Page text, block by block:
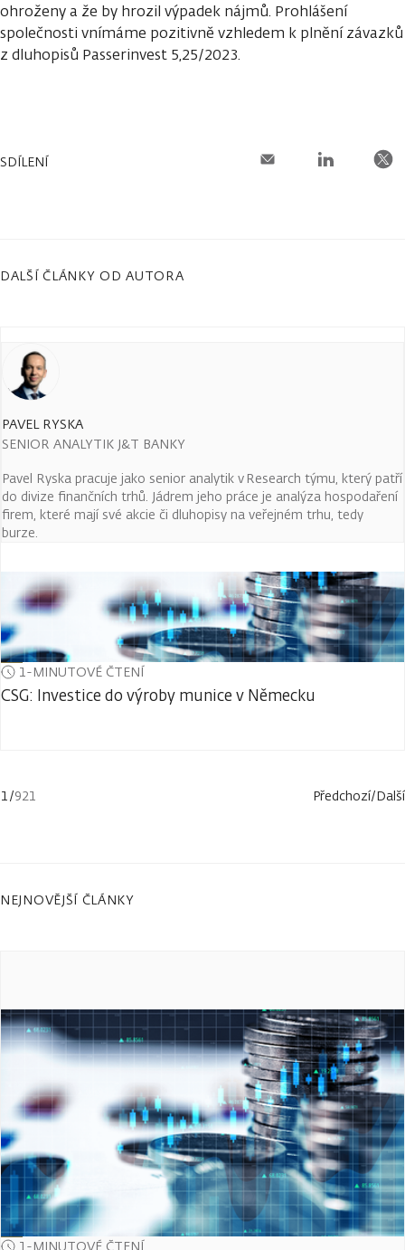
ohroženy a že by hrozil výpadek nájmů. Prohlášení
společnosti vnímáme pozitivně vzhledem k plnění závazků
z dluhopisů Passerinvest 5,25/2023.
SDÍLENÍ
DALŠÍ ČLÁNKY OD AUTORA
PAVEL RYSKA
SENIOR ANALYTIK J&T BANKY
Pavel Ryska pracuje jako senior analytik v Research týmu, který patří
do divize finančních trhů. Jádrem jeho práce je analýza hospodaření
firem, které mají své akcie či dluhopisy na veřejném trhu, tedy
burze.
1-MINUTOVÉ ČTENÍ
CSG: Investice do výroby munice v Německu
1/921 Předchozí/Další
NEJNOVĚJŠÍ ČLÁNKY
1-MINUTOVÉ ČTENÍ